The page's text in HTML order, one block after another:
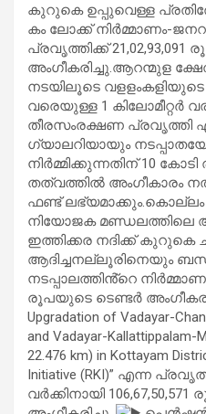
കുറുകെ ഉപ്പുവെള്ള
കം ലോക്ക് നിർമ്മാണം-
പ്രവൃത്തിക്ക്
അംഗീകരിച്ചു.ആറന്മുള
നടയിലൂടെ വളളംകളിയുടെ
വരെയുള്ള 1 കിലോമീറ്റർ
തീരസംരക്ഷണ പ്രവൃത്തി
ഗ്യാലറിയായും
നിർമ്മിക്കുന്നതിന് 10
തത്വത്തിൽ അംഗീകാരം
ഫണ്ട്
നിയോജക മണ്ഡലത്തിലെ
ഇത്തിക്കര നദിക്ക് കുറുകെ
ആദിച്ചനല്ലൂരിനെയും
നടപ്പാലത്തിൻ്റെ നിർമ്മാണ
രൂപയുടെ ടെണ്ടർ
Upgradation of Vadayar-
and Vadayar-Kallattippalam-
22.476 km) in Kottayam
Initiative (RKI)” എന്ന
വർക്കിനായി